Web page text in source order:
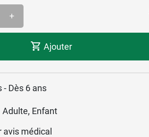
+
Ajouter
Dès 6 ans
Enfant
avis médical